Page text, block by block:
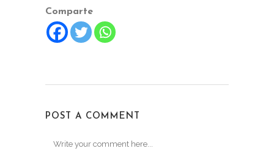
Comparte
POST A COMMENT